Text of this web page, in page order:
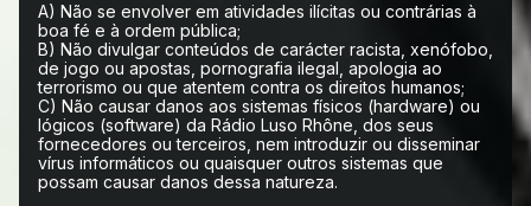
A) Não se envolver em atividades ilícitas ou contrárias à
boa fé e à ordem pública;
B) Não divulgar conteúdos de carácter racista, xenófobo,
de jogo ou apostas, pornografia ilegal, apologia ao
terrorismo ou que atentem contra os direitos humanos;
C) Não causar danos aos sistemas físicos (hardware) ou
lógicos (software) da Rádio Luso Rhône, dos seus
fornecedores ou terceiros, nem introduzir ou disseminar
vírus informáticos ou quaisquer outros sistemas que
possam causar danos dessa natureza.